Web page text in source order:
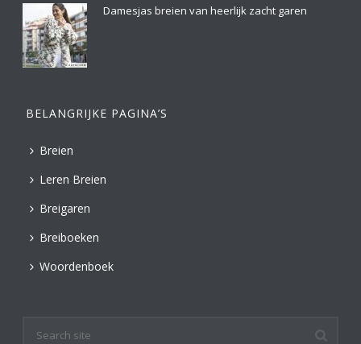
Damesjas breien van heerlijk zacht garen
BELANGRIJKE PAGINA’S
Breien
Leren Breien
Breigaren
Breiboeken
Woordenboek